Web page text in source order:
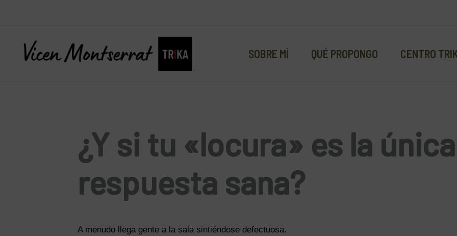
SOBRE MÍ QUÉ PROPONGO CENTRO
¿Y si tu «locura» es la única
respuesta sana?
A menudo llega gente a la sala sintiéndose defectuosa.